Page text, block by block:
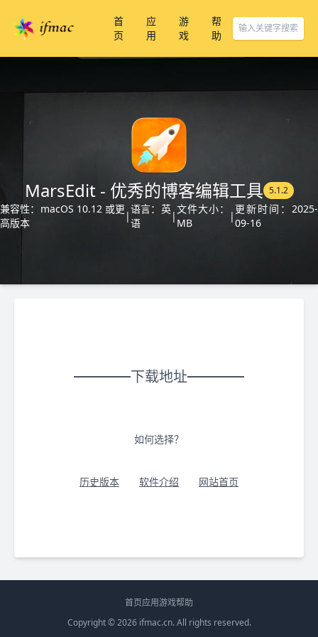
首
页
应
用
游
戏
帮
助
MarsEdit - 优秀的博客编辑工具 5.1.2
兼容性：macOS 10.12 或更
高版本
|
语言：英
语
|
文件大小：
MB
|
更新时间：2025-
09-16
下载地址
如何选择？
历史版本 软件介绍 网站首页
首页应用游戏帮助
Copyright © 2026 ifmac.cn. All rights reserved.